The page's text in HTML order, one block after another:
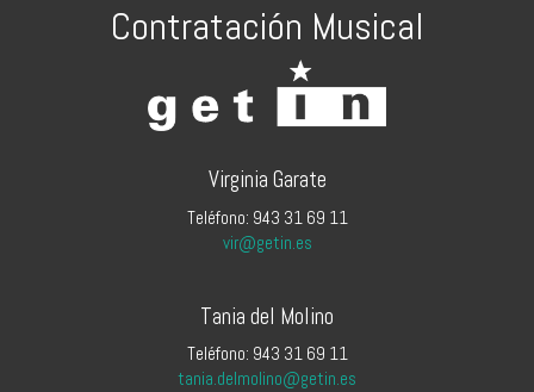
Contratación Musical
Virginia Garate
Teléfono: 943 31 69 11
vir@getin.es
Tania del Molino
Teléfono: 943 31 69 11
tania.delmolino@getin.es